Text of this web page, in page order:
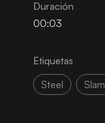
Duración
00:03
Etiquetas
Steel
Slam